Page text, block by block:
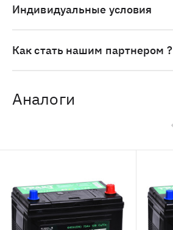
Индивидуальные условия
Как стать нашим партнером ?
Аналоги